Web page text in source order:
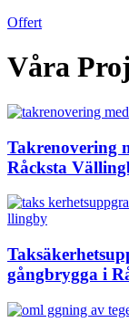
Offert
Våra
Takrenovering
Råcksta
gångbrygga i